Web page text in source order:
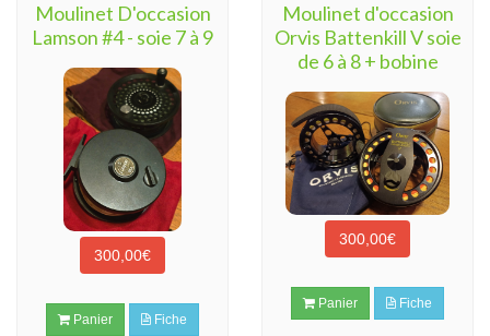
Moulinet D'occasion
Lamson #4 - soie 7 à 9
300,00€
Panier Fiche
Moulinet d'occasion
Orvis Battenkill V soie
de 6 à 8 + bobine
300,00€
Panier Fiche